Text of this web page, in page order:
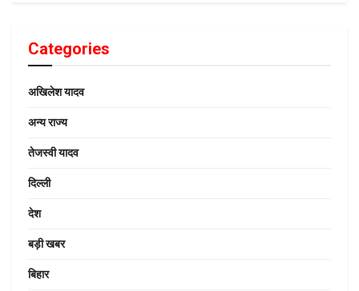
Categories
अखिलेश यादव
अन्य राज्य
तेजस्वी यादव
दिल्ली
देश
बड़ी खबर
बिहार